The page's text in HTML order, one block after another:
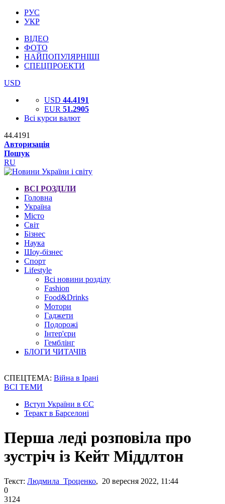
РУС
УКР
ВІДЕО
ФОТО
НАЙПОПУЛЯРНІШІ
СПЕЦПРОЕКТИ
USD
USD 44.4191
EUR 51.2905
Всі курси валют
44.4191
Авторизація
Пошук
RU
ВСІ РОЗДІЛИ
Головна
Україна
Місто
Світ
Бізнес
Наука
Шоу-бізнес
Спорт
Lifestyle
Всі новини розділу
Fashion
Food&Drinks
Мотори
Гаджети
Подорожі
Інтер'єри
Гемблінг
БЛОГИ ЧИТАЧІВ
СПЕЦТЕМА: Війна в Ірані
ВСІ ТЕМИ
Вступ України в ЄС
Теракт в Барселоні
Перша леді розповіла про
зустріч із Кейт Міддлтон
Текст: Людмила Троценко, 20 вересня 2022, 11:44
0
3124